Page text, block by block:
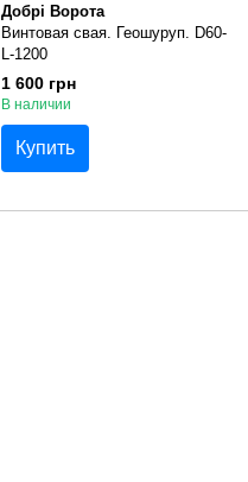
Добрі Ворота
Винтовая свая. Геошуруп. D60-
L-1200
1 600 грн
В наличии
Купить